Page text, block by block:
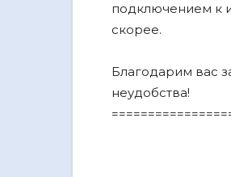
подключением к
скорее.
Благодарим вас
неудобства!